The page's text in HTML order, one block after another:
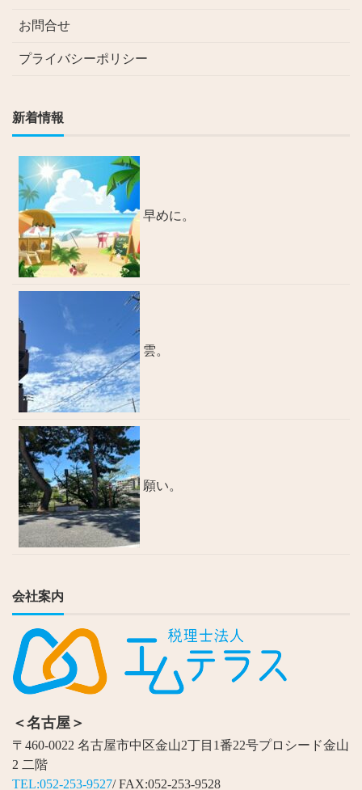
お問合せ
プライバシーポリシー
新着情報
早めに。
雲。
願い。
会社案内
＜名古屋＞
〒460-0022 名古屋市中区金山2丁目1番22号プロシード金山
2 二階
TEL:052-253-9527/ FAX:052-253-9528